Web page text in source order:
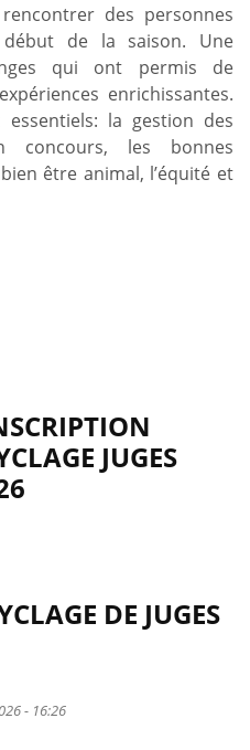
des personnes
de la saison. Une
qui ont permis de
enrichissantes.
la gestion des
concours, les bonnes
être animal, l’équité et
JUGES
DE JUGES
- 16:26